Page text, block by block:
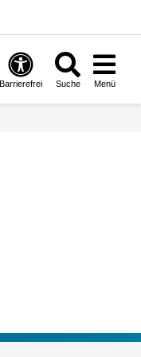
Barrierefrei Suche Menü